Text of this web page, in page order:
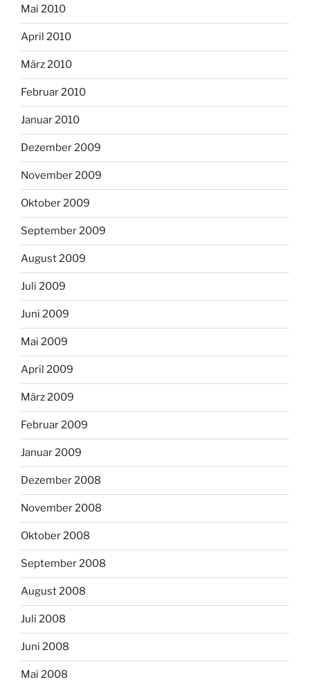
Mai 2010
April 2010
März 2010
Februar 2010
Januar 2010
Dezember 2009
November 2009
Oktober 2009
September 2009
August 2009
Juli 2009
Juni 2009
Mai 2009
April 2009
März 2009
Februar 2009
Januar 2009
Dezember 2008
November 2008
Oktober 2008
September 2008
August 2008
Juli 2008
Juni 2008
Mai 2008